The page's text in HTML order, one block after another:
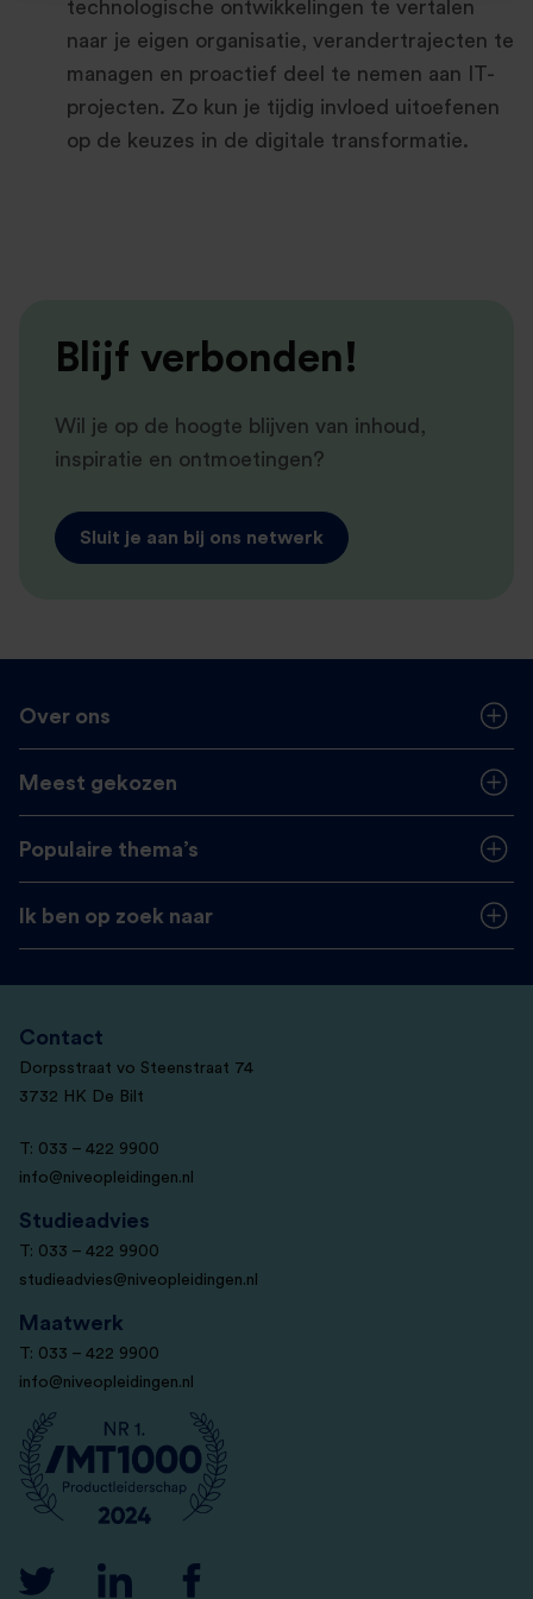
technologische ontwikkelingen te vertalen
naar je eigen organisatie, verandertrajecten te
managen en proactief deel te nemen aan IT-
projecten. Zo kun je tijdig invloed uitoefenen
op de keuzes in de digitale transformatie.
Blijf verbonden!
Wil je op de hoogte blijven van inhoud,
inspiratie en ontmoetingen?
Sluit je aan bij ons netwerk
Over ons
Meest gekozen
Populaire thema’s
Ik ben op zoek naar
Contact
Dorpsstraat vo Steenstraat 74
3732 HK De Bilt
T: 033 – 422 9900
info@niveopleidingen.nl
Studieadvies
T: 033 – 422 9900
studieadvies@niveopleidingen.nl
Maatwerk
T: 033 – 422 9900
info@niveopleidingen.nl